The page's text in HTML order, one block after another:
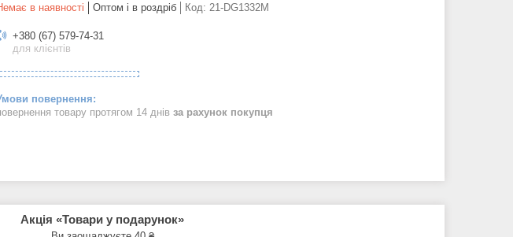
в наявності Оптом і в роздріб Код: 21-DG1332M
+380 (67) 579-74-31
для клієнтів
товару протягом 14 днів за рахунок покупця
Акція «Товари у подарунок»